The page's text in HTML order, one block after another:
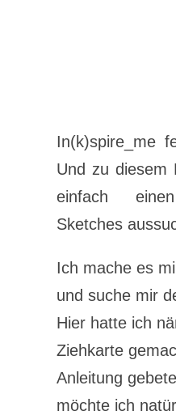
In(k)spire_me
Und zu diesem
einfach
Sketches
Ich mache es
und suche mir
Hier hatte ich
Ziehkarte
Anleitung
möchte ich